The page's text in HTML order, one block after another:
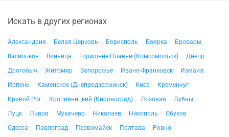
Искать в других регионах
Александрия Белая Церковь Борисполь Боярка
Бровары
Васильков
Винница Горишние Плавни (Комсомольск)
Днепр
Дрогобыч
Житомир Запорожье Ивано-Франковск
Измаил
Ирпень
Каменское (Днепродзержинск) Киев
Кременчуг
Кривой Рог
Кропивницкий (Кировоград) Лозовая
Лубны
Луцк
Львов Мукачево Николаев Никополь
Обухов
Одесса
Павлоград Первомайск Полтава
Ровно